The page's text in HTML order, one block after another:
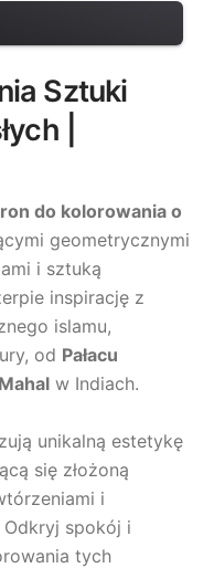
Sztuki
|
do kolorowania o
geometrycznymi
i sztuką
inspirację z
islamu,
od Pałacu
w Indiach.
unikalną estetykę
się złożoną
i
spokój i
tych